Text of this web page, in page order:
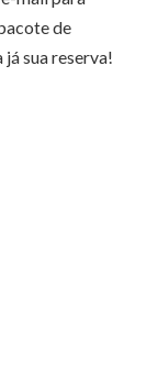
de
sua reserva!